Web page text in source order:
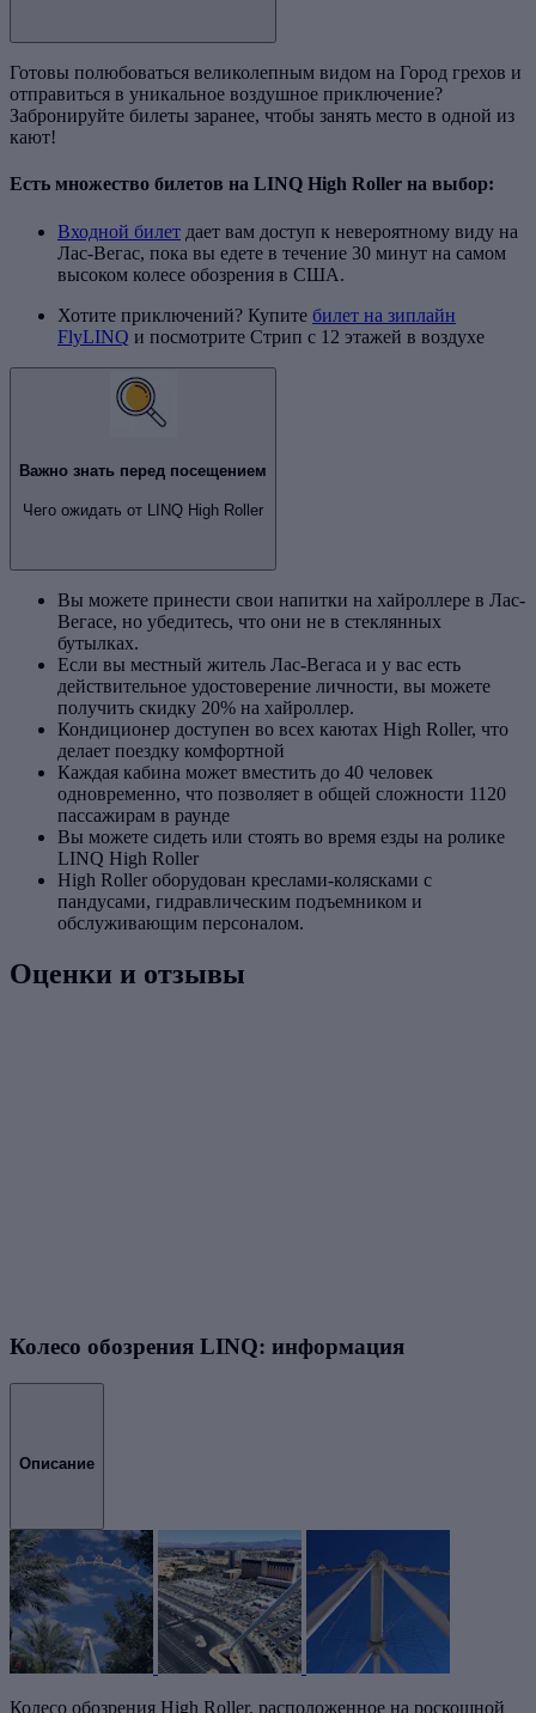
Готовы полюбоваться великолепным видом на Город грехов и
отправиться в уникальное воздушное приключение?
Забронируйте билеты заранее, чтобы занять место в одной из
кают!
Есть множество билетов на LINQ High Roller на выбор:
Входной билет дает вам доступ к невероятному виду на
Лас-Вегас, пока вы едете в течение 30 минут на самом
высоком колесе обозрения в США.
Хотите приключений? Купите билет на зиплайн
FlyLINQ и посмотрите Стрип с 12 этажей в воздухе
Важно знать перед посещением
Чего ожидать от LINQ High Roller
Вы можете принести свои напитки на хайроллере в Лас-
Вегасе, но убедитесь, что они не в стеклянных
бутылках.
Если вы местный житель Лас-Вегаса и у вас есть
действительное удостоверение личности, вы можете
получить скидку 20% на хайроллер.
Кондиционер доступен во всех каютах High Roller, что
делает поездку комфортной
Каждая кабина может вместить до 40 человек
одновременно, что позволяет в общей сложности 1120
пассажирам в раунде
Вы можете сидеть или стоять во время езды на ролике
LINQ High Roller
High Roller оборудован креслами-колясками с
пандусами, гидравлическим подъемником и
обслуживающим персоналом.
Оценки и отзывы
Колесо обозрения LINQ: информация
Описание
Колесо обозрения High Roller, расположенное на роскошной